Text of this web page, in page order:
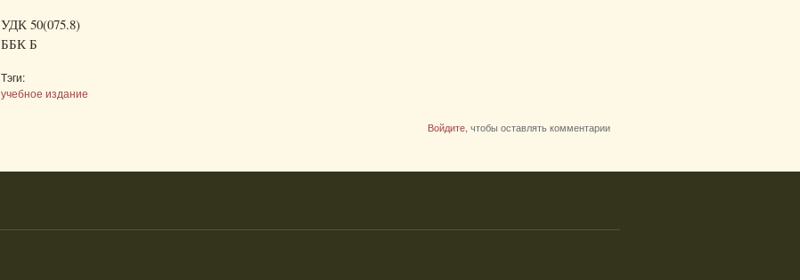
УДК 50(075.8)
ББК Б
Тэги:
учебное издание
Войдите, чтобы оставлять комментарии